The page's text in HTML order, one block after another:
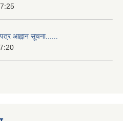
आह्वान सूचना......